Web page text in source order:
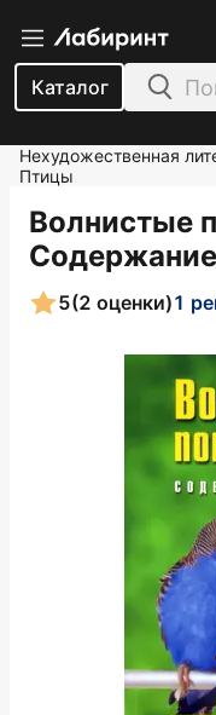
Каталог
Нехудожественная
Птицы
Волнистые
5(2 оценки)1